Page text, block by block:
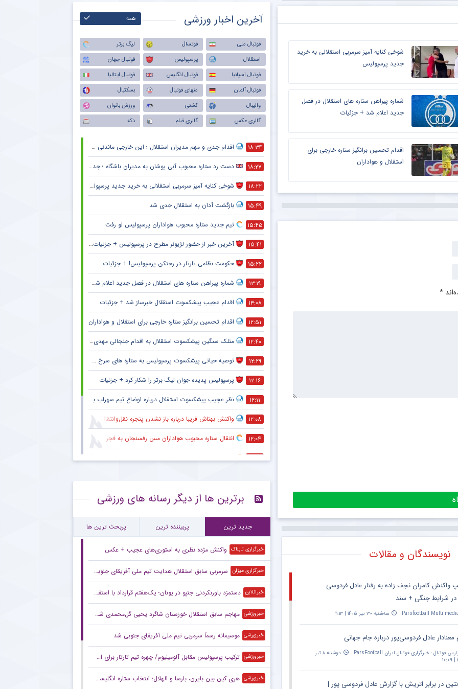
شوخی کنایه آمیز سرمربی استقلالی به خرید
جدید پرسپولیس
شماره پیراهن ستاره های استقلال در فصل
جدید اعلام شد + جزئیات
اقدام تحسین برانگیز ستاره خارجی برای
استقلال و هواداران
*
نویسندگان و مقالات
واکنش کامران نجف زاده به رفتار عادل فردوسی
در شرایط جنگی + سند
Parsfootball Multi media سه‌شنبه ۳۰ تیر ۱۴۰۵ | ۱۱:۱۳
معنادار عادل فردوسی‌پور درباره جام جهانی
پارس فوتبال ؛ خبرگزاری فوتبال ایران ParsFootball
دوشنبه ۸ تیر
در برابر اتریش با گزارش عادل فردوسی پور |
آخرین اخبار ورزشی همه
فوتبال ملی فوتسال
لیگ برتر
استقلال
پرسپولیس
فوتبال جهان
فوتبال اسپانیا
فوتبال انگلیس
فوتبال ایتالیا
فوتبال آلمان
منهای فوتبال
بسکتبال
والیبال
کشتی
ورزش بانوان
گالری عکس
گالری فیلم دکه
۱۸:۳۴ اقدام جدی و مهم مدیران استقلال ؛ این خارجی ماندنی شد
۱۸:۲۷ دست رد ستاره محبوب آبی پوشان به مدیران باشگاه ؛ جدایی قطعی است !
۱۸:۲۲ شوخی کنایه آمیز سرمربی استقلالی به خرید جدید پرسپولیس
۱۵:۴۹ بازگشت آدان به استقلال جدی شد
۱۵:۴۵ تیم جدید ستاره محبوب هواداران پرسپولیس لو رفت
۱۵:۴۱ آخرین خبر از حضور لژیونر مطرح در پرسپولیس + جزئیات لو رفته
۱۵:۲۲ حکومت نظامی تارتار در رختکن پرسپولیس! + جزئیات
۱۳:۱۹ شماره پیراهن ستاره های استقلال در فصل جدید اعلام شد + جزئیات
۱۳:۰۸ اقدام عجیب پیشکسوت استقلال خبرساز شد + جزئیات
۱۲:۵۱ اقدام تحسین برانگیز ستاره خارجی برای استقلال و هواداران
۱۲:۴۰ متلک سنگین پیشکسوت استقلال به اقدام جنجالی مهدی تاج در فدراسیون فوتبال
۱۲:۲۹ توصیه حیاتی پیشکسوت پرسپولیس به ستاره های سرخ + جزئیات
۱۲:۱۶ پرسپولیس پدیده جوان لیگ برتر را شکار کرد + جزئیات
۱۲:۱۱ نظر عجیب پیشکسوت استقلال درباره اوضاع تیم سهراب بختیاری زاده + جزئیات
۱۲:۰۸ واکنش بهتاش فریبا درباره باز نشدن پنجره نقل‌وانتقالات استقلال
۱۲:۰۴ انتقال ستاره محبوب هواداران مس رفسنجان به فجر سپاسی شیراز
۱۱:۵۹
۱۱:۴۲ دو باشگاه لیگ برتری خواهان جذب ستاره جوان آلومینیوم
۱۱:۳۸ واکنش تند مدیرعامل سابق استقلال به مدیریت فعلی این باشگاه
برترین ها از دیگر رسانه های ورزشی
جدید ترین پربیننده ترین پربحث ترین ها
خبرگزاری تابناک واکنش مژده نظری به استوری‌های عجیب + عکس
خبرگزاری میزان سرمربی سابق استقلال هدایت تیم ملی آفریقای جنوبی را بر عهده گرفت
خبرانلاین دستمزد باورنکردنی جنپو در یونان؛ یک‌هفتم قرارداد با استقلال!
خبرورزشی مهاجم سابق استقلال خوزستان شاگرد یحیی گل‌محمدی شد +عکس
خبرورزشی موسیمانه رسماً سرمربی تیم ملی آفریقای جنوبی شد
خبرورزشی ترکیب پرسپولیس مقابل آلومینیوم/ چهره تیم تارتار برای استقبال از لیگ برتر +عکس
خبرورزشی هری کین بین بایرن، بارسا و الهلال؛ انتخاب ستاره انگلیسی مشخص شد